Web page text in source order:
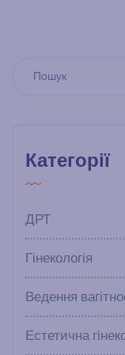
Категорії
ДРТ
Гінекологія
Ведення
Естетична